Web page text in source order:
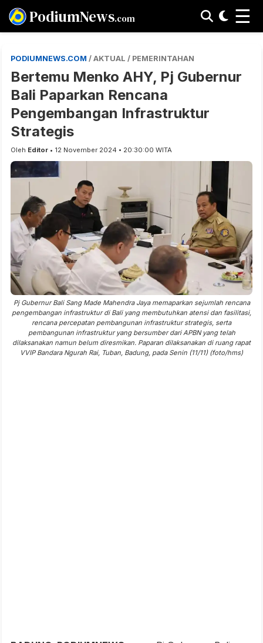
PodiumNews.com ☰
PODIUMNEWS.COM / AKTUAL / PEMERINTAHAN
Bertemu Menko AHY, Pj Gubernur
Bali Paparkan Rencana
Pengembangan Infrastruktur
Strategis
Oleh Editor • 12 November 2024 • 20:30:00 WITA
Pj Gubernur Bali Sang Made Mahendra Jaya memaparkan sejumlah rencana
pengembangan infrastruktur di Bali yang membutuhkan atensi dan fasilitasi,
rencana percepatan pembangunan infrastruktur strategis, serta
pembangunan infrastruktur yang bersumber dari APBN yang telah
dilaksanakan namun belum diresmikan. Paparan dilaksanakan di ruang rapat
VVIP Bandara Ngurah Rai, Tuban, Badung, pada Senin (11/11) (foto/hms)